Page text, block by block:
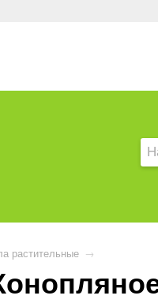
растительные →